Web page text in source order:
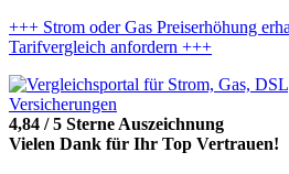
+++ Strom oder Gas Preiserhöhung
Tarifvergleich anfordern +++
4,84 / 5 Sterne Auszeichnung
Vielen Dank für Ihr Top Vertrauen!